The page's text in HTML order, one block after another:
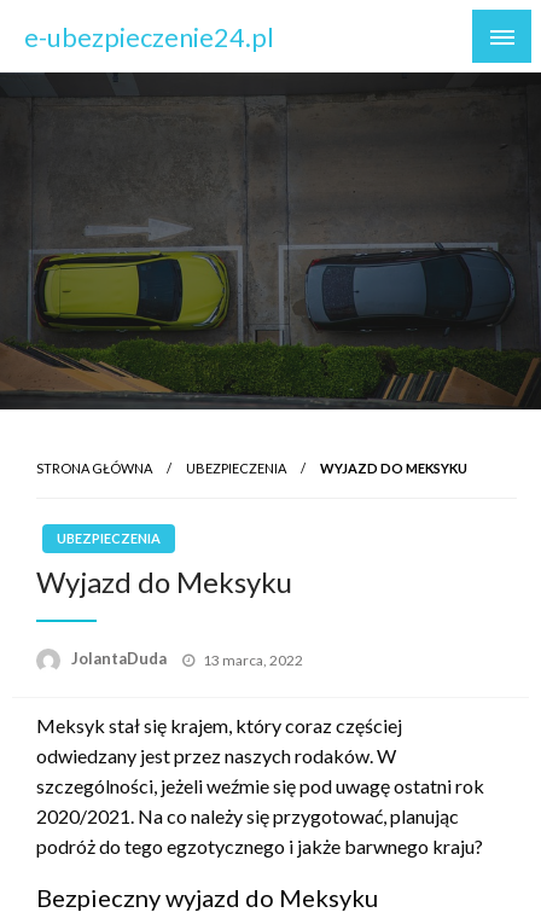
content
e-ubezpieczenie24.pl
STRONA GŁÓWNA UBEZPIECZENIA WYJAZD DO MEKSYKU
UBEZPIECZENIA
Wyjazd do Meksyku
JolantaDuda
Opublikowane
13 marca, 2022
Meksyk stał się krajem, który coraz częściej
odwiedzany jest przez naszych rodaków. W
szczególności, jeżeli weźmie się pod uwagę ostatni rok
2020/2021. Na co należy się przygotować, planując
podróż do tego egzotycznego i jakże barwnego kraju?
Bezpieczny wyjazd do Meksyku